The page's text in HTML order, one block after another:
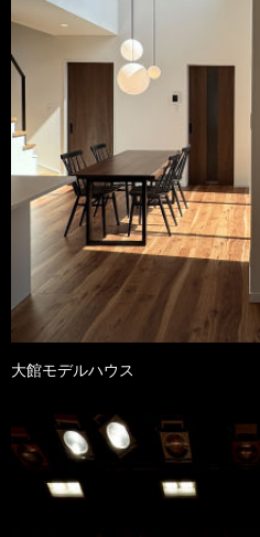
大館モデルハウス